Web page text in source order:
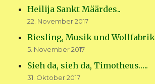
Heilija Sankt Määrdes..
22. November 2017
Riesling, Musik und Wollfabrik
5. November 2017
Sieh da, sieh da, Timotheus…..
31. Oktober 2017